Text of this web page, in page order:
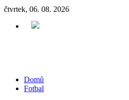
čtvrtek, 06. 08. 2026
Domů
Fotbal